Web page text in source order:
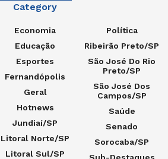
Category
Economia
Educação
Esportes
Fernandópolis
Geral
Hotnews
Jundiaí/SP
Litoral Norte/SP
Litoral Sul/SP
Política
Ribeirão Preto/SP
São José Do Rio
Preto/SP
São José Dos
Campos/SP
Saúde
Senado
Sorocaba/SP
Sub-Destaques